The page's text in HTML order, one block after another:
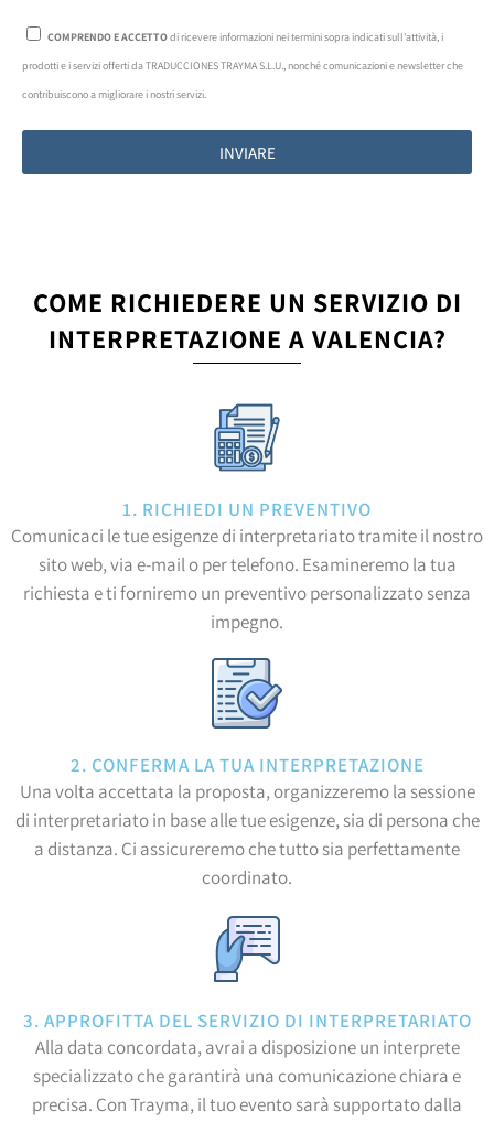
COMPRENDO E ACCETTOdi ricevere informazioni nei termini sopra indicati sull'attività, i
prodotti e i servizi offerti da TRADUCCIONES TRAYMA S.L.U., nonché comunicazioni e newsletter che
contribuiscono a migliorare i nostri servizi.
INVIARE
COME RICHIEDERE UN SERVIZIO DI
INTERPRETAZIONE A VALENCIA?
1. RICHIEDI UN PREVENTIVO
Comunicaci le tue esigenze di interpretariato tramite il nostro
sito web, via e-mail o per telefono. Esamineremo la tua
richiesta e ti forniremo un preventivo personalizzato senza
impegno.
2. CONFERMA LA TUA INTERPRETAZIONE
Una volta accettata la proposta, organizzeremo la sessione
di interpretariato in base alle tue esigenze, sia di persona che
a distanza. Ci assicureremo che tutto sia perfettamente
coordinato.
3. APPROFITTA DEL SERVIZIO DI INTERPRETARIATO
Alla data concordata, avrai a disposizione un interprete
specializzato che garantirà una comunicazione chiara e
precisa. Con Trayma, il tuo evento sarà supportato dalla